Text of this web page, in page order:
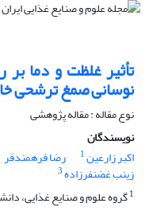
تأثیر غلظت و دما بر
نوسانی صمغ ترشحی
نوع مقاله : مقاله پژوهشی
نویسندگان
اکبر زارعین1 رضا فرهمندفر
زینب غضنفرزاده3
1گروه علوم و صنایع غذایی،